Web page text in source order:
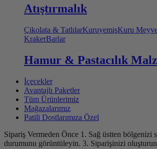
Atıştırmalık
Çikolata & TatlılarKuruyemişKuru
KrakerBarlar
Hamur & Pastacılık
İçecekler
Avantajlı Paketler
Tüm Ürünlerimiz
Mağazalarımız
Patili Dostlarımıza Özel
Sipariş Vermeden Önce 1. Sağ üstten bölgenizi
durumunu görüntüleyin. 3. Siparişinizi